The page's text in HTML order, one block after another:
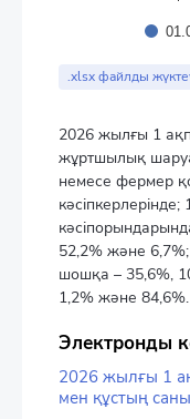
End of interactive
.xlsx файлды
2026 жылғы 1
жұртшылық
немесе фермер
52,2% және
шошқа – 35,6%,
1,2% және 84,6%.
Электронды
2026 жылғы 1
мен құстың саны